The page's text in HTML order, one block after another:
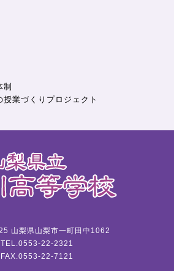
制
業づくりプロジェクト
山梨県山梨市一町田中1062
TEL.0553-22-2321
FAX.0553-22-7121